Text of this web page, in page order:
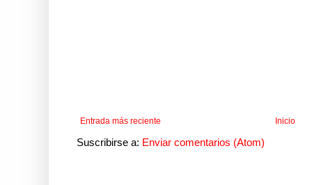
Entrada más reciente Inicio
Suscribirse a: Enviar comentarios (Atom)